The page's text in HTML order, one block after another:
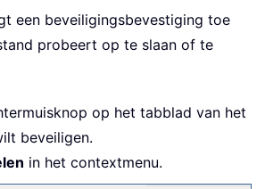
een beveiligingsbevestiging toe
probeert op te slaan of te
op het tabblad van het
beveiligen.
in het contextmenu.